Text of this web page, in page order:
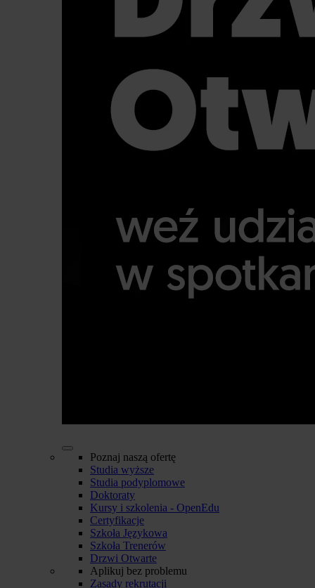
Poznaj naszą ofertę
Studia wyższe
Studia podyplomowe
Doktoraty
Kursy i szkolenia - OpenEdu
Certyfikacje
Szkoła Językowa
Szkoła Trenerów
Drzwi Otwarte
Aplikuj bez problemu
Zasady rekrutacji